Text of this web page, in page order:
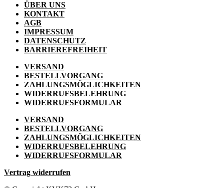
ÜBER UNS
KONTAKT
AGB
IMPRESSUM
DATENSCHUTZ
BARRIEREFREIHEIT
VERSAND
BESTELLVORGANG
ZAHLUNGSMÖGLICHKEITEN
WIDERRUFSBELEHRUNG
WIDERRUFSFORMULAR
VERSAND
BESTELLVORGANG
ZAHLUNGSMÖGLICHKEITEN
WIDERRUFSBELEHRUNG
WIDERRUFSFORMULAR
Vertrag widerrufen